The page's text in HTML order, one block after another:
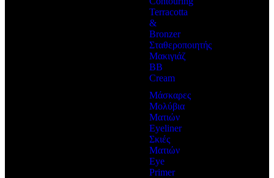
Terracotta
&
Bronzer
Σταθεροποιητής
Μακιγιάζ
BB
Cream
Μάσκαρες
Μολύβια
Ματιών
Eyeliner
Σκιές
Ματιών
Eye
Primer